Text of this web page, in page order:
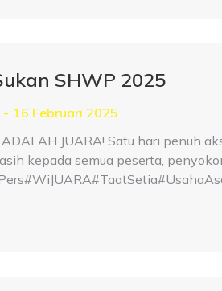
SHWP 2025
16 Februari 2025
JUARA! Satu hari penuh
kepada semua peserta,